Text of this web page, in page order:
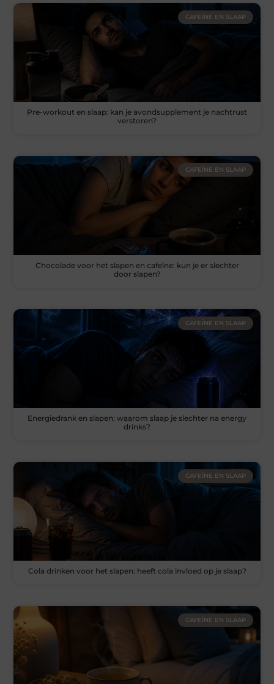
CAFEÏNE EN SLAAP
Pre-workout en slaap: kan je avondsupplement je nachtrust
verstoren?
CAFEÏNE EN SLAAP
Chocolade voor het slapen en cafeïne: kun je er slechter
door slapen?
CAFEÏNE EN SLAAP
Energiedrank en slapen: waarom slaap je slechter na energy
drinks?
CAFEÏNE EN SLAAP
Cola drinken voor het slapen: heeft cola invloed op je slaap?
CAFEÏNE EN SLAAP